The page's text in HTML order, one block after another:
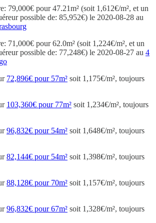
79,000€ pour 47.21m² (soit 1,612€/m², et un
possible de: 85,952€) le 2020-08-28 au
71,000€ pour 62.0m² (soit 1,224€/m², et un
possible de: 77,248€) le 2020-08-27 au 4
72,896€ pour 57m² soit 1,175€/m², toujours
103,360€ pour 77m² soit 1,234€/m², toujours
96,832€ pour 54m² soit 1,648€/m², toujours
82,144€ pour 54m² soit 1,398€/m², toujours
88,128€ pour 70m² soit 1,157€/m², toujours
96,832€ pour 67m² soit 1,328€/m², toujours